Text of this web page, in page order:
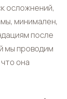
осложнений,
минимален,
после
мы проводим
она